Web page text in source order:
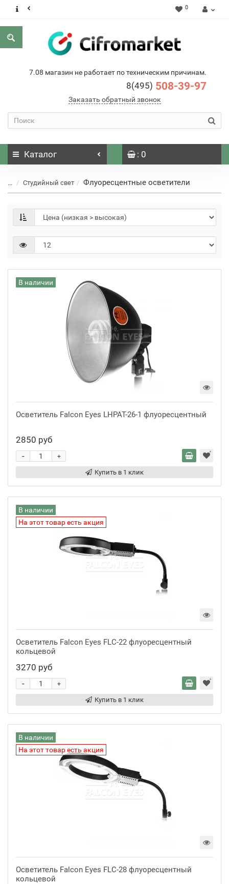
0
7.08 магазин не работает по техническим причинам.
8(495) 508-39-97
Заказать обратный звонок
Каталог : 0
... Студийный свет Флуоресцентные осветители
В наличии
Осветитель Falcon Eyes LHPAT-26-1 флуоресцентный
2850 руб
+
-
Купить в 1 клик
В наличии
На этот товар есть акция
Осветитель Falcon Eyes FLC-22 флуоресцентный
кольцевой
3270 руб
+
-
Купить в 1 клик
В наличии
На этот товар есть акция
Осветитель Falcon Eyes FLC-28 флуоресцентный
кольцевой